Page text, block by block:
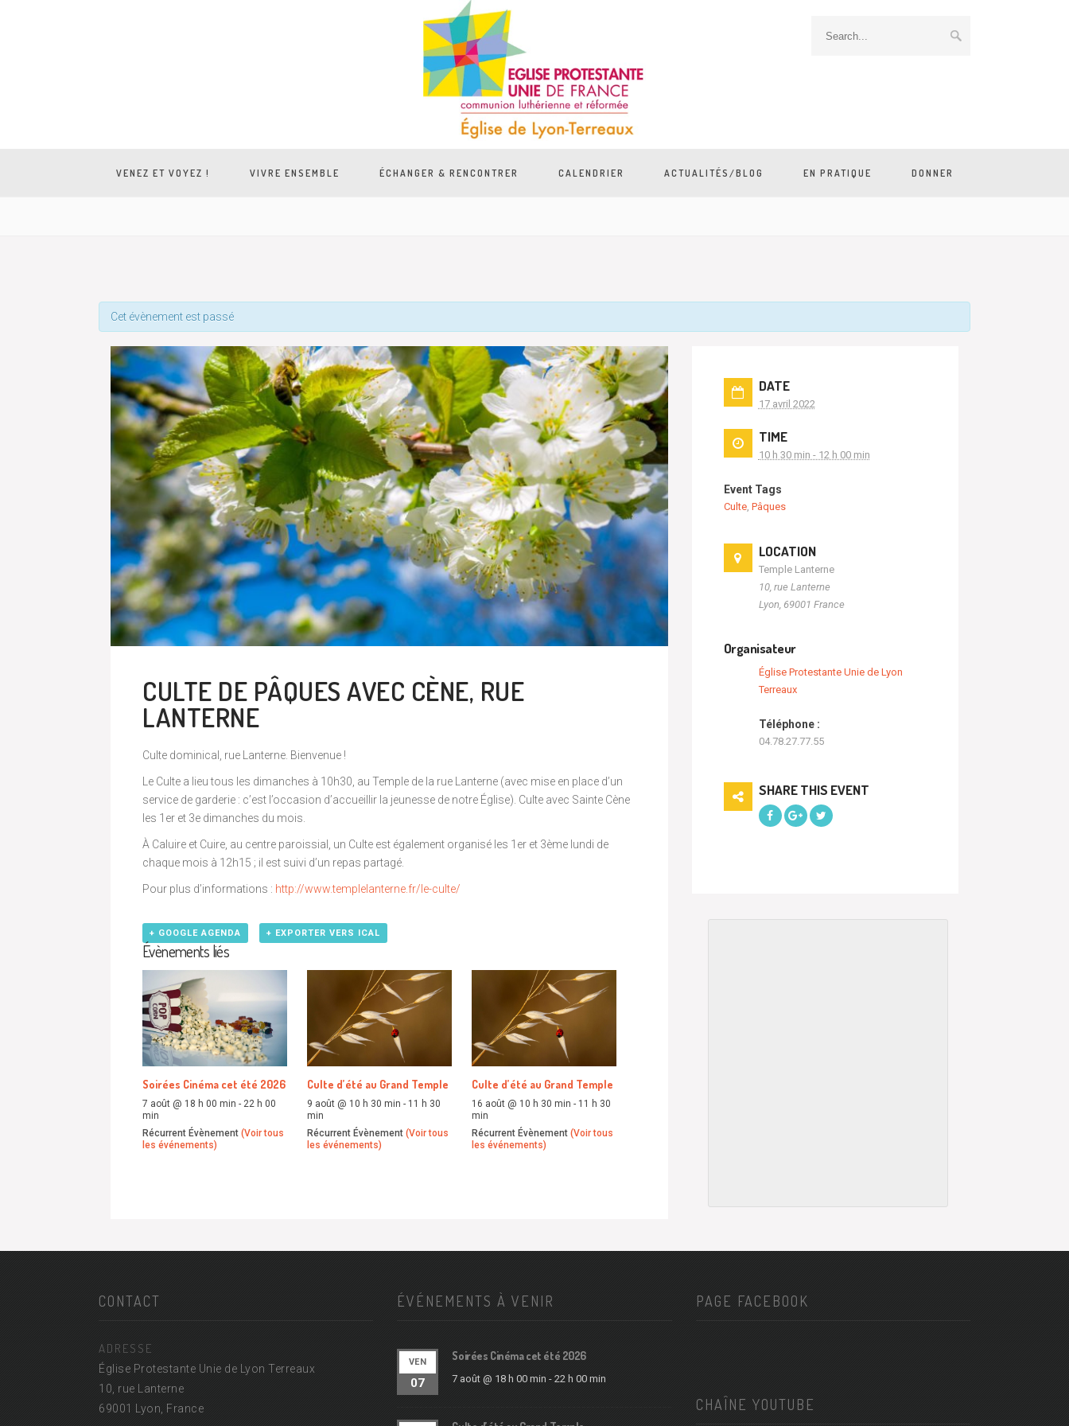
VENEZ ET VOYEZ ! VIVRE ENSEMBLE ÉCHANGER & RENCONTRER CALENDRIER ACTUALITÉS/BLOG EN PRATIQUE DONNER
Cet évènement est passé
CULTE DE PÂQUES AVEC CÈNE, RUE
LANTERNE
Culte dominical, rue Lanterne. Bienvenue !
Le Culte a lieu tous les dimanches à 10h30, au Temple de la rue Lanterne (avec mise en place d’un
service de garderie : c’est l’occasion d’accueillir la jeunesse de notre Église). Culte avec Sainte Cène
les 1er et 3e dimanches du mois.
À Caluire et Cuire, au centre paroissial, un Culte est également organisé les 1er et 3ème lundi de
chaque mois à 12h15 ; il est suivi d’un repas partagé.
Pour plus d’informations : http://www.templelanterne.fr/le-culte/
+ GOOGLE AGENDA + EXPORTER VERS ICAL
Évènements liés
Soirées Cinéma cet été 2026
7 août @ 18 h 00 min - 22 h 00
min
Récurrent Évènement (Voir tous
les événements)
Culte d’été au Grand Temple
9 août @ 10 h 30 min - 11 h 30
min
Récurrent Évènement (Voir tous
les événements)
Culte d’été au Grand Temple
16 août @ 10 h 30 min - 11 h 30
min
Récurrent Évènement (Voir tous
les événements)
DATE
17 avril 2022
TIME
10 h 30 min - 12 h 00 min
Event Tags
Culte, Pâques
LOCATION
Temple Lanterne
10, rue Lanterne
Lyon, 69001 France
Organisateur
Église Protestante Unie de Lyon
Terreaux
Téléphone :
04.78.27.77.55
SHARE THIS EVENT
CONTACT
ADRESSE
Église Protestante Unie de Lyon Terreaux
10, rue Lanterne
69001 Lyon, France
ÉVÉNEMENTS À VENIR
VEN
07
Soirées Cinéma cet été 2026
7 août @ 18 h 00 min -22 h 00 min
PAGE FACEBOOK
CHAÎNE YOUTUBE